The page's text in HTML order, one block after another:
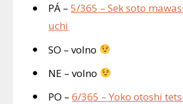
PÁ –5/365 – Sek soto
uchi
SO – volno
NE – volno
PO –6/365 – Yoko otoshi